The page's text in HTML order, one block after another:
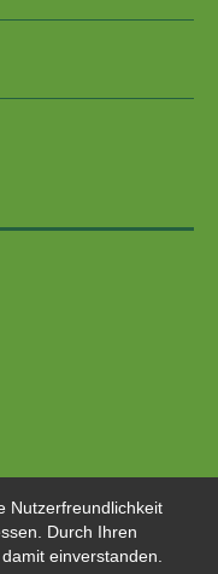
Nutzerfreundlichkeit
Durch Ihren
einverstanden.